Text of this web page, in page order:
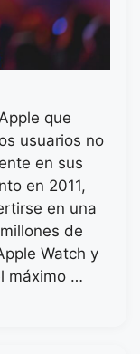
que
usuarios no
en sus
en 2011,
en una
de
Watch y
máximo …